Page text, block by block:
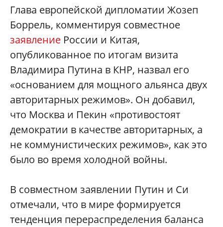
Глава европейской дипломатии Жозеп
Боррель, комментируя совместное
заявление России и Китая,
опубликованное по итогам визита
Владимира Путина в КНР, назвал его
«основанием для мощного альянса двух
авторитарных режимов». Он добавил,
что Москва и Пекин «противостоят
демократии в качестве авторитарных, а
не коммунистических режимов», как это
было во время холодной войны.
В совместном заявлении Путин и Си
отмечали, что в мире формируется
тенденция перераспределения баланса